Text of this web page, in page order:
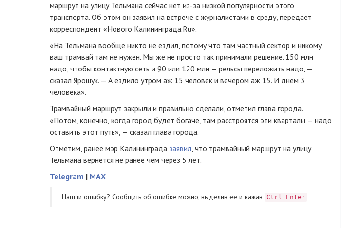
маршрут на улицу Тельмана сейчас нет из-за низкой популярности этого
транспорта. Об этом он заявил на встрече с журналистами в среду, передает
корреспондент «Нового Калининграда.Ru».
«На Тельмана вообще никто не ездил, потому что там частный сектор и никому
ваш трамвай там не нужен. Мы же не просто так принимали решение. 150 млн
надо, чтобы контактную сеть и 90 или 120 млн — рельсы переложить надо, —
сказал Ярошук. — А ездило утром аж 15 человек и вечером аж 15. И днем 3
человека».
Трамвайный маршрут закрыли и правильно сделали, отметил глава города.
«Потом, конечно, когда город будет богаче, там расстроятся эти кварталы — надо
оставить этот путь», — сказал глава города.
Отметим, ранее мэр Калининграда заявил, что трамвайный маршрут на улицу
Тельмана вернется не ранее чем через 5 лет.
Telegram | MAX
Нашли ошибку? Cообщить об ошибке можно, выделив ее и нажав Ctrl+Enter